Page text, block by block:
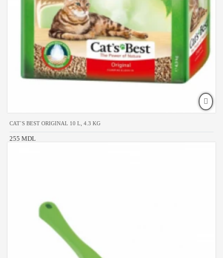
CAT`S BEST ORIGINAL 10 L, 4.3 KG
255 MDL